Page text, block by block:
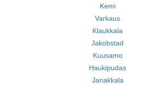
Kemi
Varkaus
Klaukkala
Jakobstad
Kuusamo
Haukipudas
Janakkala